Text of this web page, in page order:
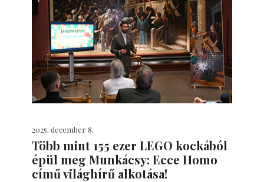
2025. december 8.
Több mint 155 ezer LEGO kockából
épül meg Munkácsy: Ecce Homo
című világhírű alkotása!